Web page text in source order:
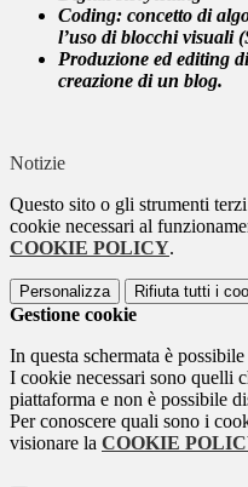
Coding: concetto di
l’uso di blocchi visuali
Produzione ed editing
creazione di un blog.
Notizie
Questo sito o gli strumenti
cookie necessari al
COOKIE POLICY.
Personalizza Rifiuta tutti i
Gestione cookie
In questa schermata è
I cookie necessari sono quelli
piattaforma e non è possibile
Per conoscere quali sono i
visionare la COOKIE